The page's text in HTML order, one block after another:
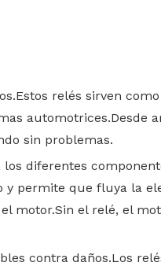
relés sirven
automotrices.Desde
sin problemas.
diferentes
permite que fluya la
motor.Sin el relé, el
contra daños.Los